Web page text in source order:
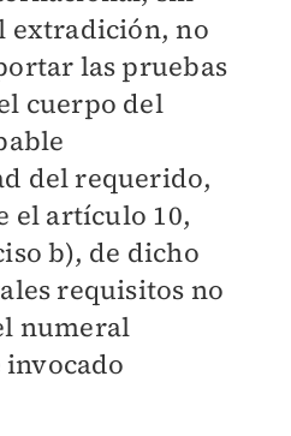
extradición, no
las pruebas
cuerpo del
del requerido,
el artículo 10,
b), de dicho
requisitos no
numeral